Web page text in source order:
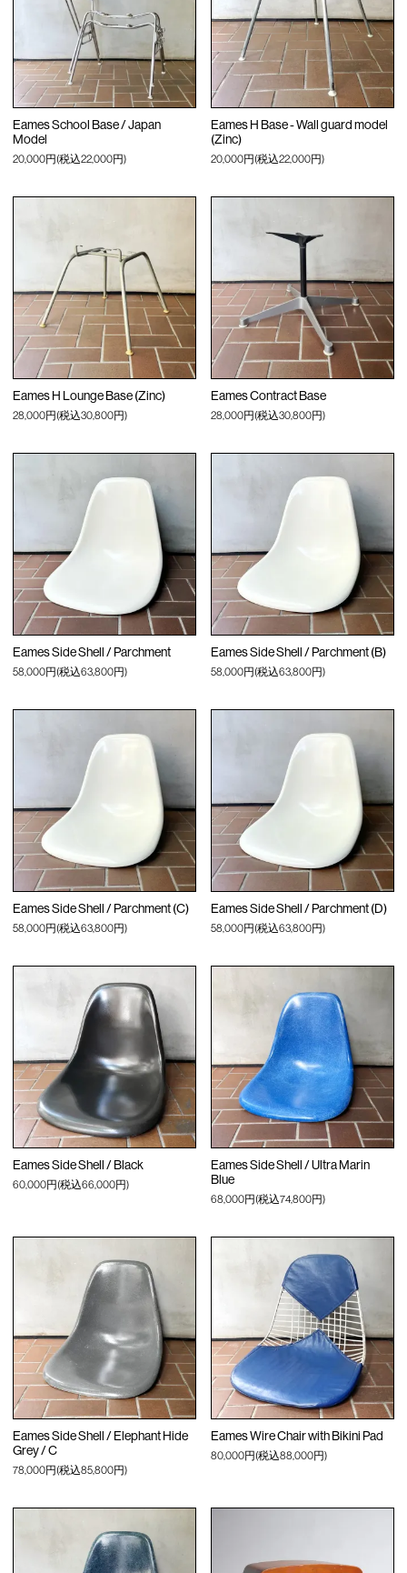
Eames School Base / Japan
Model
20,000円(税込22,000円)
Eames H Base - Wall guard model
(Zinc)
20,000円(税込22,000円)
Eames H Lounge Base (Zinc)
28,000円(税込30,800円)
Eames Contract Base
28,000円(税込30,800円)
Eames Side Shell / Parchment
58,000円(税込63,800円)
Eames Side Shell / Parchment (B)
58,000円(税込63,800円)
Eames Side Shell / Parchment (C)
58,000円(税込63,800円)
Eames Side Shell / Parchment (D)
58,000円(税込63,800円)
Eames Side Shell / Black
60,000円(税込66,000円)
Eames Side Shell / Ultra Marin
Blue
68,000円(税込74,800円)
Eames Side Shell / Elephant Hide
Grey / C
78,000円(税込85,800円)
Eames Wire Chair with Bikini Pad
80,000円(税込88,000円)